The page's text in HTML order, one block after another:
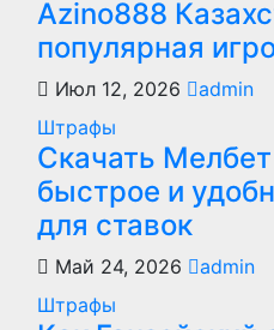
Azino888
популярная
Июл 12, 2026
admin
Штрафы
Скачать
быстрое и
для ставок
Май 24, 2026
admin
Штрафы